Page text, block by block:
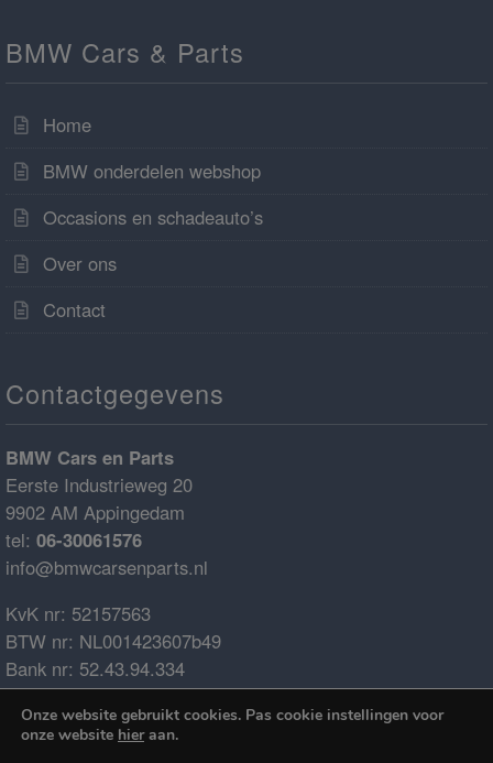
BMW Cars & Parts
Home
BMW onderdelen webshop
Occasions en schadeauto’s
Over ons
Contact
Contactgegevens
BMW Cars en Parts
Eerste Industrieweg 20
9902 AM Appingedam
tel: 06-30061576
info@bmwcarsenparts.nl
KvK nr: 52157563
BTW nr: NL001423607b49
Bank nr: 52.43.94.334
IBAN: NL68ABNA0524394334
BIC: ABNANL2A
Onze website gebruikt cookies. Pas cookie instellingen voor
onze website hieraan.